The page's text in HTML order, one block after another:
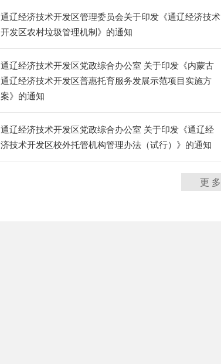
通辽经济技术开发区管理委员会关于印发《通辽经济技术
开发区农村垃圾管理机制》的通知
通辽经济技术开发区党政综合办公室 关于印发《内蒙古
通辽经济技术开发区普惠托育服务发展示范项目实施方
案》的通知
通辽经济技术开发区党政综合办公室 关于印发《通辽经
济技术开发区校外托管机构管理办法（试行）》的通知
更 多